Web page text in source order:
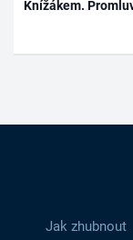
Knížákem.
Jak zhubnout